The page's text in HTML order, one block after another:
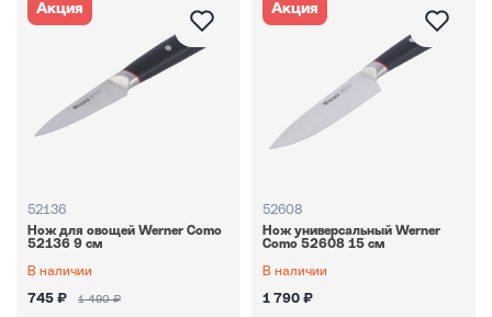
Акция
52136
Нож для овощей Werner Como
52136 9 см
В наличии
745 ₽ 1 490 ₽
Акция
52608
Нож универсальный Werner
Como 52608 15 см
В наличии
1 790 ₽